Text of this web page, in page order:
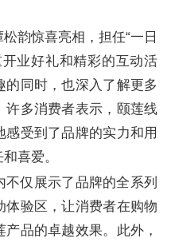
韵惊喜亮相，担任“一日
业好礼和精彩的互动活
同时，也深入了解更多
许多消费者表示，颐莲线
受到了品牌的实力和用
喜爱。
仅展示了品牌的全系列
体验区，让消费者在购物
品的卓越效果。此外，